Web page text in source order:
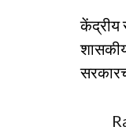
केंद्रीय